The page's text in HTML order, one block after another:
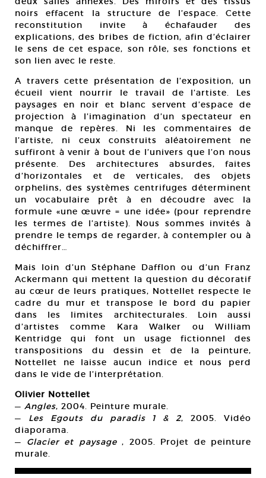
noirs effacent la structure de l’espace. Cette
reconstitution invite à échafauder des
explications, des bribes de fiction, afin d’éclairer
le sens de cet espace, son rôle, ses fonctions et
son lien avec le reste.
A travers cette présentation de l’exposition, un
écueil vient nourrir le travail de l’artiste. Les
paysages en noir et blanc servent d’espace de
projection à l’imagination d’un spectateur en
manque de repères. Ni les commentaires de
l’artiste, ni ceux construits aléatoirement ne
suffiront à venir à bout de l’univers que l’on nous
présente. Des architectures absurdes, faites
d’horizontales et de verticales, des objets
orphelins, des systèmes centrifuges déterminent
un vocabulaire prêt à en découdre avec la
formule «une œuvre = une idée» (pour reprendre
les termes de l’artiste). Nous sommes invités à
prendre le temps de regarder, à contempler ou à
déchiffrer…
Mais loin d’un Stéphane Dafflon ou d’un Franz
Ackermann qui mettent la question du décoratif
au cœur de leurs pratiques, Nottellet respecte le
cadre du mur et transpose le bord du papier
dans les limites architecturales. Loin aussi
d’artistes comme Kara Walker ou William
Kentridge qui font un usage fictionnel des
transpositions du dessin et de la peinture,
Nottellet ne laisse aucun indice et nous perd
dans le vide de l’interprétation.
Olivier Nottellet
— Angles, 2004. Peinture murale.
— Les Egouts du paradis 1 & 2, 2005. Vidéo
diaporama.
— Glacier et paysage , 2005. Projet de peinture
murale.